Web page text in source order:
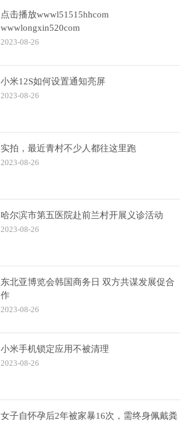
点击播放wwwl51515hhcom
wwwlongxin520com
2023-08-26
小米12S如何设置通知亮屏
2023-08-26
实拍，最近青村不少人都往这里跑
2023-08-26
哈尔滨市第五医院赴前兰村开展义诊活动
2023-08-26
东北亚博览会韩国商务日 双方共谋发展促合
作
2023-08-26
小米手机锁定应用不被清理
2023-08-26
女子自怀孕后2年被家暴16次，需终身佩戴粪